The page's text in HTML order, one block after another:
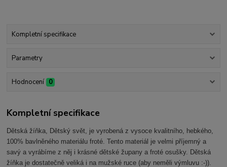
Kompletní specifikace
Parametry
Hodnocení 0
Kompletní specifikace
Dětská žíňka, Dětský svět, je vyrobená z vysoce kvalitního, hebkého,
100% bavlněného materiálu froté. Tento materiál je velmi příjemný a
savý a vyrábíme z něj i krásné dětské župany a froté osušky. Dětská
žíňka je dostatečně veliká i na mužské ruce (aby neměli výmluvu :-)).